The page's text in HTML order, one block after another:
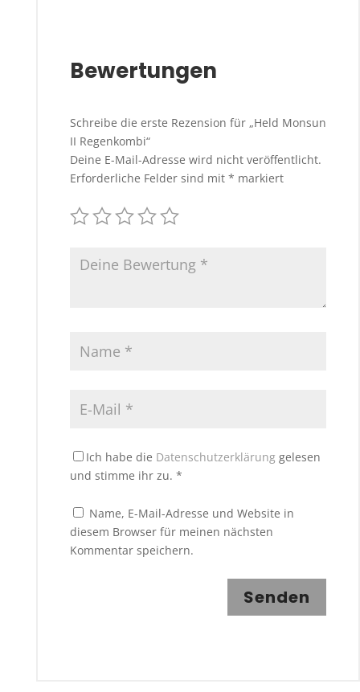
Bewertungen
Schreibe die erste Rezension für „Held Monsun
II Regenkombi“
Deine E-Mail-Adresse wird nicht veröffentlicht.
Erforderliche Felder sind mit * markiert
Ich habe die Datenschutzerklärunggelesen
und stimme ihr zu. *
Name, E-Mail-Adresse und Website in
diesem Browser für meinen nächsten
Kommentar speichern.
Senden